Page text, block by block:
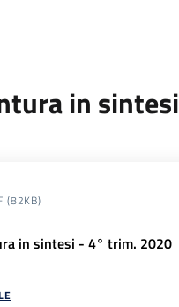
in sintesi
(82KB)
in sintesi - 4° trim. 2020